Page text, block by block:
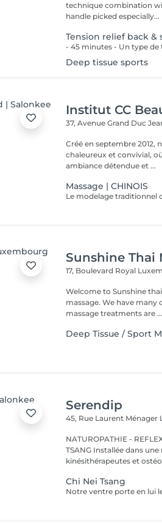
technique combination
handle picked especially...
Tension relief back &
Deep tissue sports
Institut CC
37, Avenue Grand Duc
Créé en septembre 2012,
chaleureux et convivial,
ambiance détendue et ...
Massage | CHINOIS
Sunshine Thai
17, Boulevard Royal
Welcome to Sunshine
massage. We have
massage treatments are ...
Deep Tissue / Sport
Serendip
45, Rue Laurent Ménager
NATUROPATHIE -
TSANG Installée dans une maison paramédicale entouré de
kinésithérapeutes et
Chi Nei Tsang